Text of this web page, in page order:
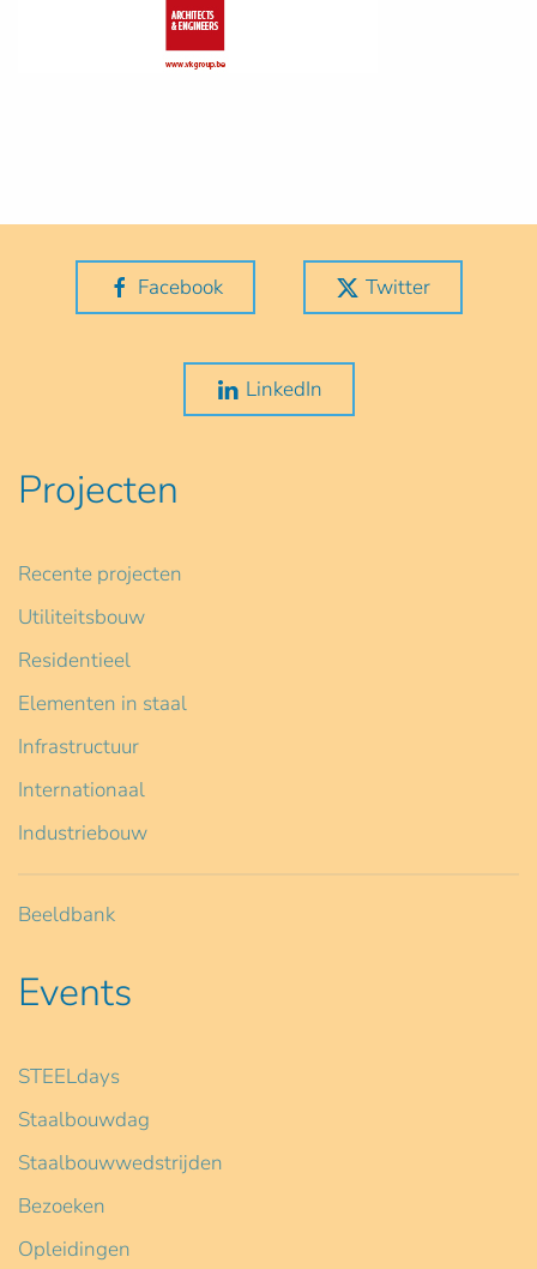
Facebook Twitter
LinkedIn
Projecten
Recente projecten
Utiliteitsbouw
Residentieel
Elementen in staal
Infrastructuur
Internationaal
Industriebouw
Beeldbank
Events
STEELdays
Staalbouwdag
Staalbouwwedstrijden
Bezoeken
Opleidingen